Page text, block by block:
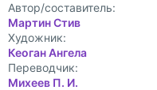
Автор/составитель:
Мартин Стив
Художник:
Кеоган Ангела
Переводчик:
Михеев П. И.